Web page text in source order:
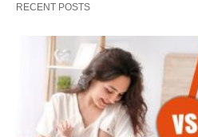
RECENT POSTS